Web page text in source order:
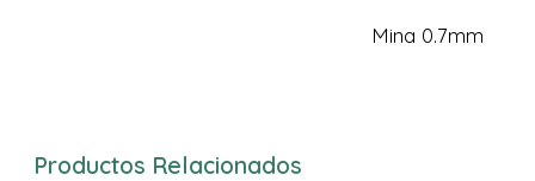
Mina 0.7mm
Productos Relacionados